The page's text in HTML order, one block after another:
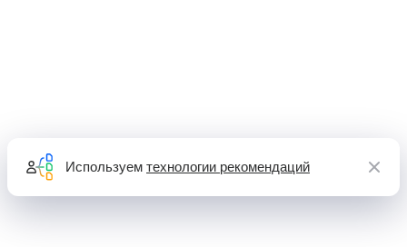
Используем технологии рекомендаций